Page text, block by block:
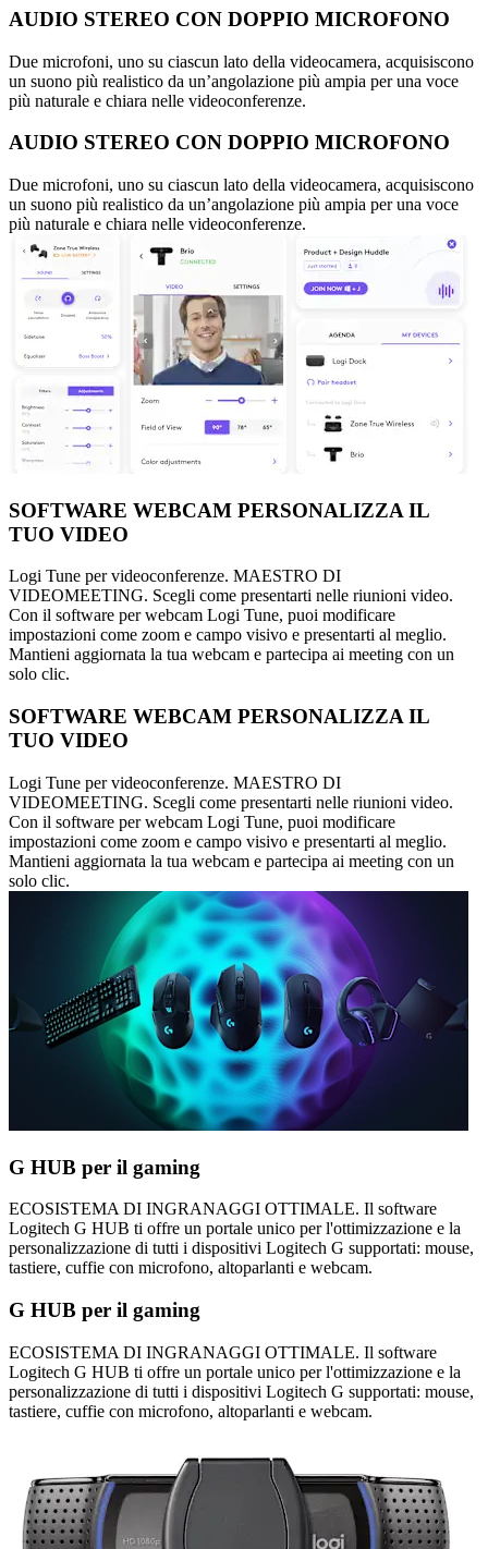
AUDIO STEREO CON DOPPIO MICROFONO
Due microfoni, uno su ciascun lato della videocamera, acquisiscono
un suono più realistico da un’angolazione più ampia per una voce
più naturale e chiara nelle videoconferenze.
AUDIO STEREO CON DOPPIO MICROFONO
Due microfoni, uno su ciascun lato della videocamera, acquisiscono
un suono più realistico da un’angolazione più ampia per una voce
più naturale e chiara nelle videoconferenze.
SOFTWARE WEBCAM PERSONALIZZA IL
TUO VIDEO
Logi Tune per videoconferenze. MAESTRO DI
VIDEOMEETING. Scegli come presentarti nelle riunioni video.
Con il software per webcam Logi Tune, puoi modificare
impostazioni come zoom e campo visivo e presentarti al meglio.
Mantieni aggiornata la tua webcam e partecipa ai meeting con un
solo clic.
SOFTWARE WEBCAM PERSONALIZZA IL
TUO VIDEO
Logi Tune per videoconferenze. MAESTRO DI
VIDEOMEETING. Scegli come presentarti nelle riunioni video.
Con il software per webcam Logi Tune, puoi modificare
impostazioni come zoom e campo visivo e presentarti al meglio.
Mantieni aggiornata la tua webcam e partecipa ai meeting con un
solo clic.
G HUB per il gaming
ECOSISTEMA DI INGRANAGGI OTTIMALE. Il software
Logitech G HUB ti offre un portale unico per l'ottimizzazione e la
personalizzazione di tutti i dispositivi Logitech G supportati: mouse,
tastiere, cuffie con microfono, altoparlanti e webcam.
G HUB per il gaming
ECOSISTEMA DI INGRANAGGI OTTIMALE. Il software
Logitech G HUB ti offre un portale unico per l'ottimizzazione e la
personalizzazione di tutti i dispositivi Logitech G supportati: mouse,
tastiere, cuffie con microfono, altoparlanti e webcam.